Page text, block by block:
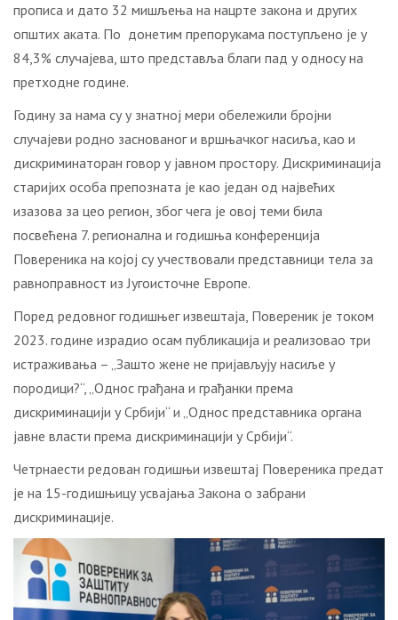
прописа и дато 32 мишљења на нацрте закона и других
општих аката. По донетим препорукама поступљено је у
84,3% случајева, што представља благи пад у односу на
претходне године.
Годину за нама су у знатној мери обележили бројни
случајеви родно заснованог и вршњачког насиља, као и
дискриминаторан говор у јавном простору. Дискриминација
старијих особа препозната је као један од највећих
изазова за цео регион, због чега је овој теми била
посвећена 7. регионална и годишња конференција
Повереника на којој су учествовали представници тела за
равноправност из Југоисточне Европе.
Поред редовног годишњег извештаја, Повереник је током
2023. године израдио осам публикација и реализовао три
истраживања – „Зашто жене не пријављују насиље у
породици?“, „Однос грађана и грађанки према
дискриминацији у Србији“ и „Однос представника органа
јавне власти према дискриминацији у Србији“.
Четрнаести редован годишњи извештај Повереника предат
је на 15-годишњицу усвајања Закона о забрани
дискриминације.